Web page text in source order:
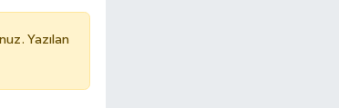
Yazılan